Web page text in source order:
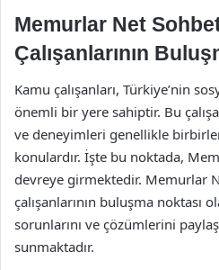
Memurlar Net
Çalışanlarının
Kamu çalışanları, Türkiye’nin
önemli bir yere sahiptir. Bu
ve deneyimleri genellikle
konulardır. İşte bu noktada,
devreye girmektedir. Memurlar
çalışanlarının buluşma noktası
sorunlarını ve çözümlerini
sunmaktadır.